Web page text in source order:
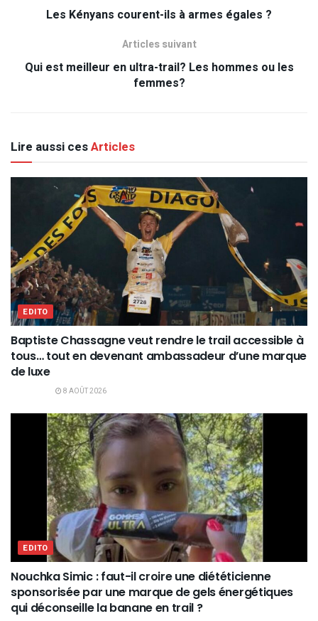
Les Kényans courent-ils à armes égales ?
Articles suivant
Qui est meilleur en ultra-trail? Les hommes ou les
femmes?
Lire aussi cesArticles
EDITO
Baptiste Chassagne veut rendre le trail accessible à
tous… tout en devenant ambassadeur d’une marque
de luxe
8 AOÛT 2026
EDITO
Nouchka Simic : faut-il croire une diététicienne
sponsorisée par une marque de gels énergétiques
qui déconseille la banane en trail ?